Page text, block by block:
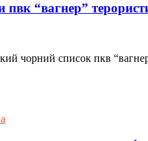
пвк “вагнер”
чорний список пкв